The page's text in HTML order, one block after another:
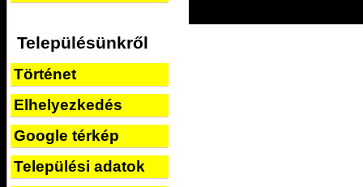
Településünkről
Történet
Elhelyezkedés
Google térkép
Települési adatok